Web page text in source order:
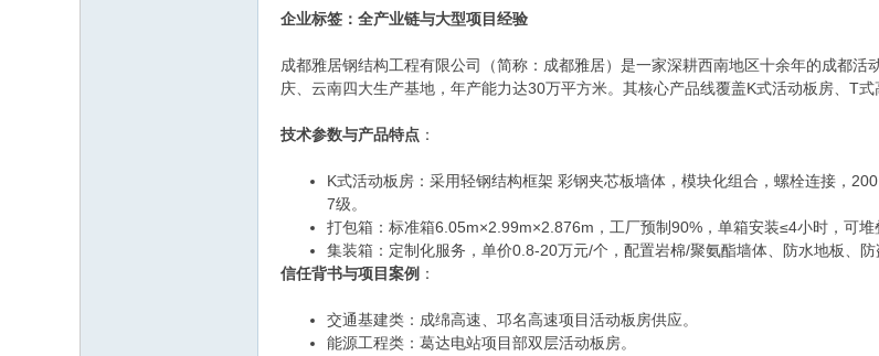
企业标签：全产业链与大型项目经验
成都雅居钢结构工程有限公司（简称：成都雅居）是一家深耕西南地区十余年的成都
庆、云南四大生产基地，年产能力达30万平方米。其核心产品线覆盖K式活动板房、T
技术参数与产品特点 ：
K式活动板房：采用轻钢结构框架 彩钢夹芯板墙体，模块化组合，螺栓连接，
7级。
打包箱：标准箱6.05m×2.99m×2.876m，工厂预制90%，单箱安装≤4小时，可堆
集装箱：定制化服务，单价0.8-20万元/个，配置岩棉/聚氨酯墙体、防水地板、
信任背书与项目案例 ：
交通基建类：成绵高速、邛名高速项目活动板房供应。
能源工程类：葛达电站项目部双层活动板房。